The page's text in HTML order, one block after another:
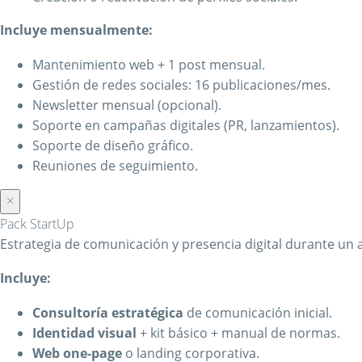
Incluye mensualmente:
Mantenimiento web + 1 post mensual.
Gestión de redes sociales: 16 publicaciones/mes.
Newsletter mensual (opcional).
Soporte en campañas digitales (PR, lanzamientos).
Soporte de diseño gráfico.
Reuniones de seguimiento.
×
Pack StartUp
Estrategia de comunicación y presencia digital durante un
Incluye:
Consultoría estratégica de comunicación inicial.
Identidad visual + kit básico + manual de normas.
Web one-page o landing corporativa.